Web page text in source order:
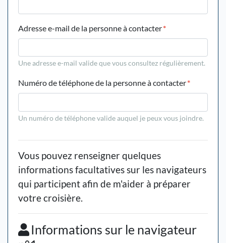
Adresse e-mail de la personne à contacter*
Une adresse e-mail valide que vous consultez régulièrement.
Numéro de téléphone de la personne à contacter*
Un numéro de téléphone valide auquel je peux vous joindre.
Vous pouvez renseigner quelques
informations facultatives sur les navigateurs
qui participent afin de m'aider à préparer
votre croisière.
Informations sur le navigateur